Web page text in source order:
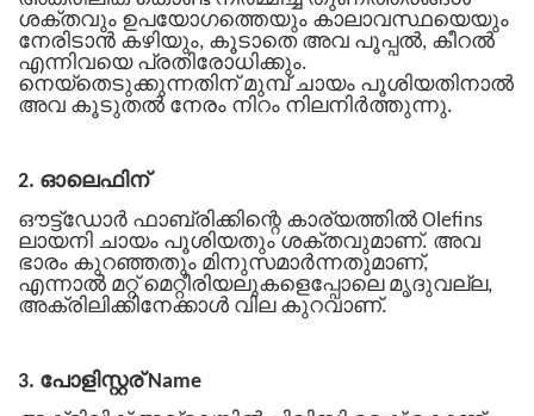
ശക്തവും ഉപയോഗത്തെയും കാലാവസ്ഥയെയും
നേരിടാൻ കഴിയും, കൂടാതെ അവ പൂപ്പൽ, കീറൽ
എന്നിവയെ പ്രതിരോധിക്കും.
നെയ്തെടുക്കുന്നതിന് മുമ്പ് ചായം പൂശിയതിനാൽ
അവ കൂടുതൽ നേരം നിറം നിലനിർത്തുന്നു.
2. ഓലെഫിന്
ഔട്ട്ഡോർ ഫാബ്രിക്കിന്റെ കാര്യത്തിൽ Olefins
ലായനി ചായം പൂശിയതും ശക്തവുമാണ്. അവ
ഭാരം കുറഞ്ഞതും മിനുസമാർന്നതുമാണ്,
എന്നാൽ മറ്റ് മെറ്റീരിയലുകളെപ്പോലെ മൃദുവല്ല,
അക്രിലിക്കിനേക്കാൾ വില കുറവാണ്.
3. പോളിസ്റ്റര് Name